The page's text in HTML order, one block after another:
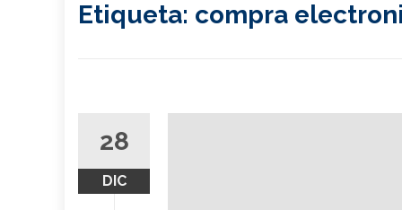
Etiqueta: compra
28
DIC